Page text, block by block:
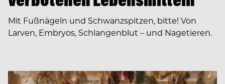
Mit Fußnägeln und Schwanzspitzen, bitte! Von
Larven, Embryos, Schlangenblut – und Nagetieren.